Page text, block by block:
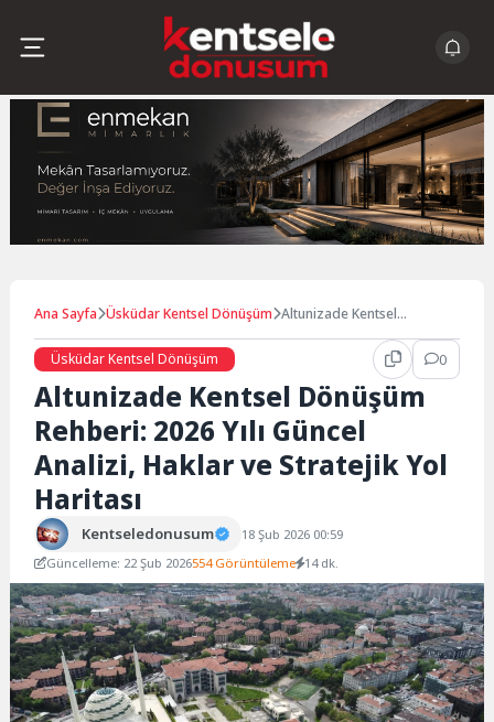
content
Ana Sayfa Üsküdar Kentsel Dönüşüm Altunizade Kentsel
Güncel Analizi, Haklar ve
Stratejik Yol Haritası
Üsküdar Kentsel Dönüşüm 0
Altunizade Kentsel Dönüşüm
Rehberi: 2026 Yılı Güncel
Analizi, Haklar ve Stratejik Yol
Haritası
Kentseledonusum
18 Şub 2026 00:59
Güncelleme: 22 Şub 2026554 Görüntüleme 14 dk.